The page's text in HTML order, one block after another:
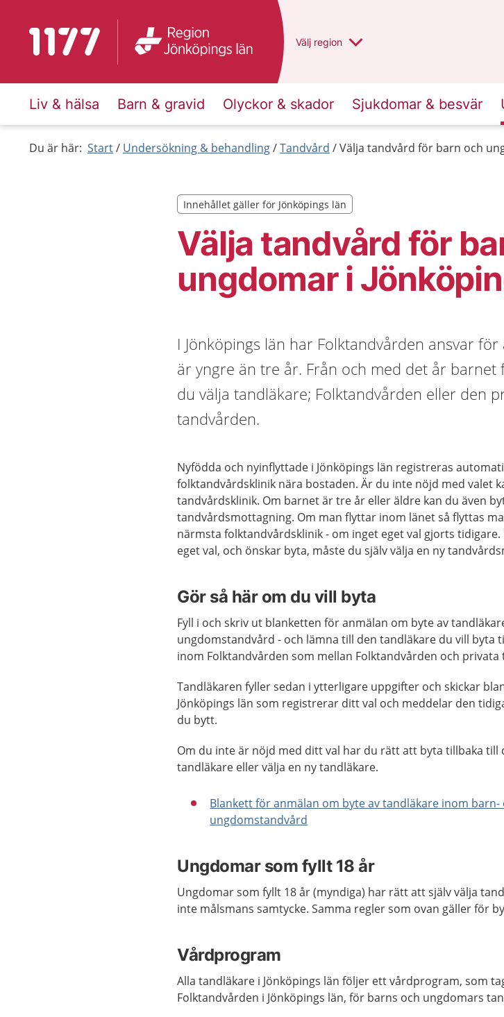
Till startsidan för 1177 Du har valt region
Välj en annan
region
Liv & hälsa Barn & gravid Olyckor & skador Sjukdomar & besvär
Du är här: Start Undersökning & behandling Tandvård Välja tandvård för barn och
Välja tandvård för
ungdomar i
Innehållet gäller för Jönköpings län
Innehållet gäller för Jönköpings län
I Jönköpings län har Folktandvården ansvar
är yngre än tre år. Från och med det år barnet
du välja tandläkare; Folktandvården eller den
tandvården.
Nyfödda och nyinflyttade i Jönköpings län registreras
folktandvårdsklinik nära bostaden. Är du inte nöjd med valet
tandvårdsklinik. Om barnet är tre år eller äldre kan du även
tandvårdsmottagning. Om man flyttar inom länet så flyttas
närmsta folktandvårdsklinik - om inget eget val gjorts
eget val, och önskar byta, måste du själv välja en ny
Gör så här om du vill byta
Fyll i och skriv ut blanketten för anmälan om byte av
ungdomstandvård - och lämna till den tandläkare du vill byta
inom Folktandvården som mellan Folktandvården och privata
Tandläkaren fyller sedan i ytterligare uppgifter och skickar
Jönköpings län som registrerar ditt val och meddelar den
du bytt.
Om du inte är nöjd med ditt val har du rätt att byta tillbaka till
tandläkare eller välja en ny tandläkare.
Blankett för anmälan om byte av tandläkare inom barn-
ungdomstandvård
Ungdomar som fyllt 18 år
Ungdomar som fyllt 18 år (myndiga) har rätt att själv välja
inte målsmans samtycke. Samma regler som ovan gäller för
Vårdprogram
Alla tandläkare i Jönköpings län följer ett vårdprogram, som
Folktandvården i Jönköpings län, för barns och ungdomars